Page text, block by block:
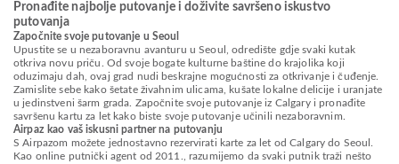
Pronađite najbolje putovanje i doživite savršeno iskustvo
putovanja
Započnite svoje putovanje u Seoul
Upustite se u nezaboravnu avanturu u Seoul, odredište gdje svaki kutak
otkriva novu priču. Od svoje bogate kulturne baštine do krajolika koji
oduzimaju dah, ovaj grad nudi beskrajne mogućnosti za otkrivanje i čuđenje.
Zamislite sebe kako šetate živahnim ulicama, kušate lokalne delicije i uranjate
u jedinstveni šarm grada. Započnite svoje putovanje iz Calgary i pronađite
savršenu kartu za let kako biste svoje putovanje učinili nezaboravnim.
Airpaz kao vaš iskusni partner na putovanju
S Airpazom možete jednostavno rezervirati karte za let od Calgary do Seoul.
Kao online putnički agent od 2011., razumijemo da svaki putnik traži nešto